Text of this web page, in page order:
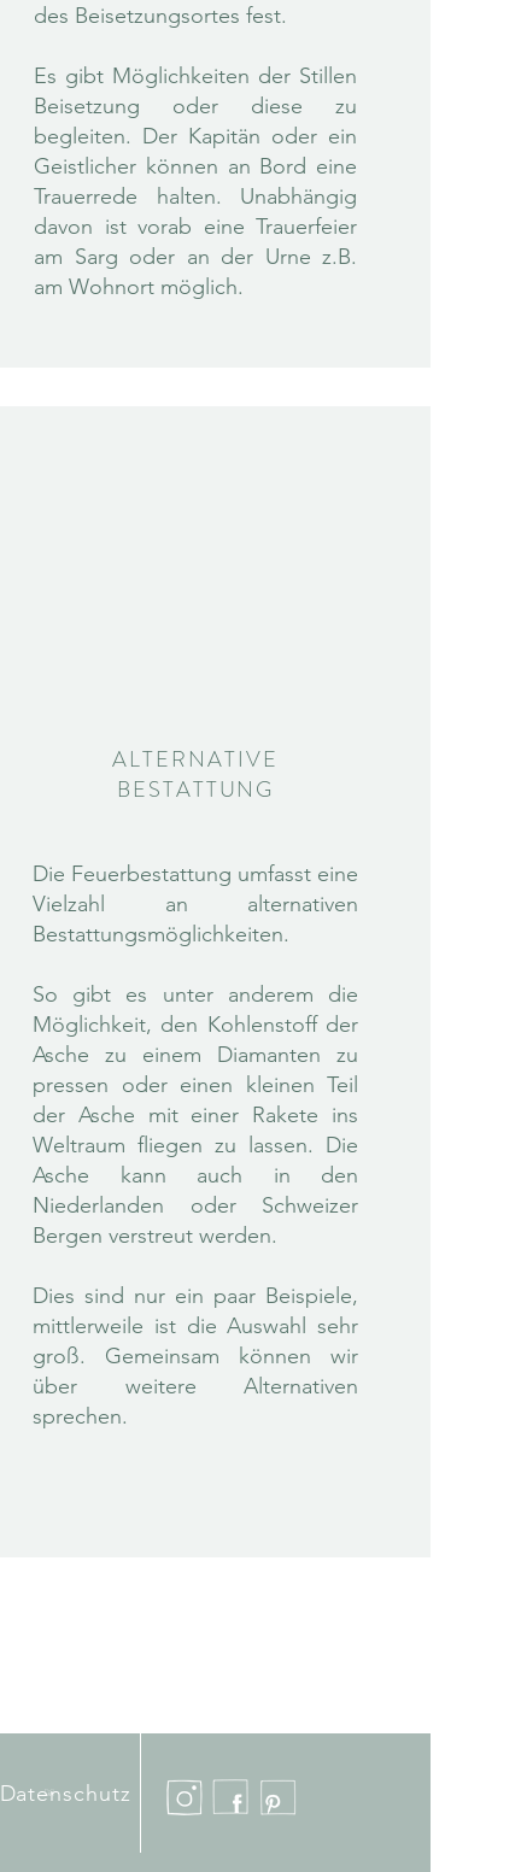
des Beisetzungsortes fest.
Es gibt Möglichkeiten der Stillen
Beisetzung oder diese zu
begleiten. Der Kapitän oder ein
Geistlicher können an Bord eine
Trauerrede halten. Unabhängig
davon ist vorab eine Trauerfeier
am Sarg oder an der Urne z.B.
am Wohnort möglich.
ALTERNATIVE
BESTATTUNG
Die Feuerbestattung umfasst eine
Vielzahl an alternativen
Bestattungsmöglichkeiten.
So gibt es unter anderem die
Möglichkeit, den Kohlenstoff der
Asche zu einem Diamanten zu
pressen oder einen kleinen Teil
der Asche mit einer Rakete ins
Weltraum fliegen zu lassen. Die
Asche kann auch in den
Niederlanden oder Schweizer
Bergen verstreut werden.
Dies sind nur ein paar Beispiele,
mittlerweile ist die Auswahl sehr
groß. Gemeinsam können wir
über weitere Alternativen
sprechen.
Datenschutz